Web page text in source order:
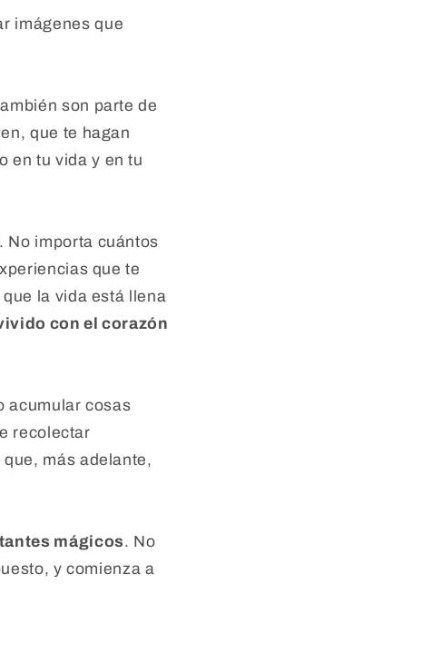
imágenes que
son parte de
que te hagan
en tu vida y en tu
No importa cuántos
que te
la vida está llena
con el corazón
acumular cosas
recolectar
más adelante,
mágicos. No
y comienza a